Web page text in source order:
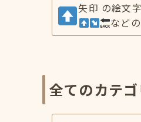
矢印 の絵文
など
全てのカテゴ